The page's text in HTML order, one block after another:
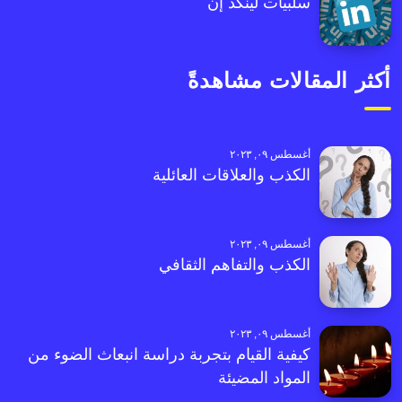
أكثر المقالات مشاهدةً
أغسطس ٠٩, ٢٠٢٣
الكذب والعلاقات العائلية
أغسطس ٠٩, ٢٠٢٣
الكذب والتفاهم الثقافي
أغسطس ٠٩, ٢٠٢٣
كيفية القيام بتجربة دراسة انبعاث الضوء من
المواد المضيئة